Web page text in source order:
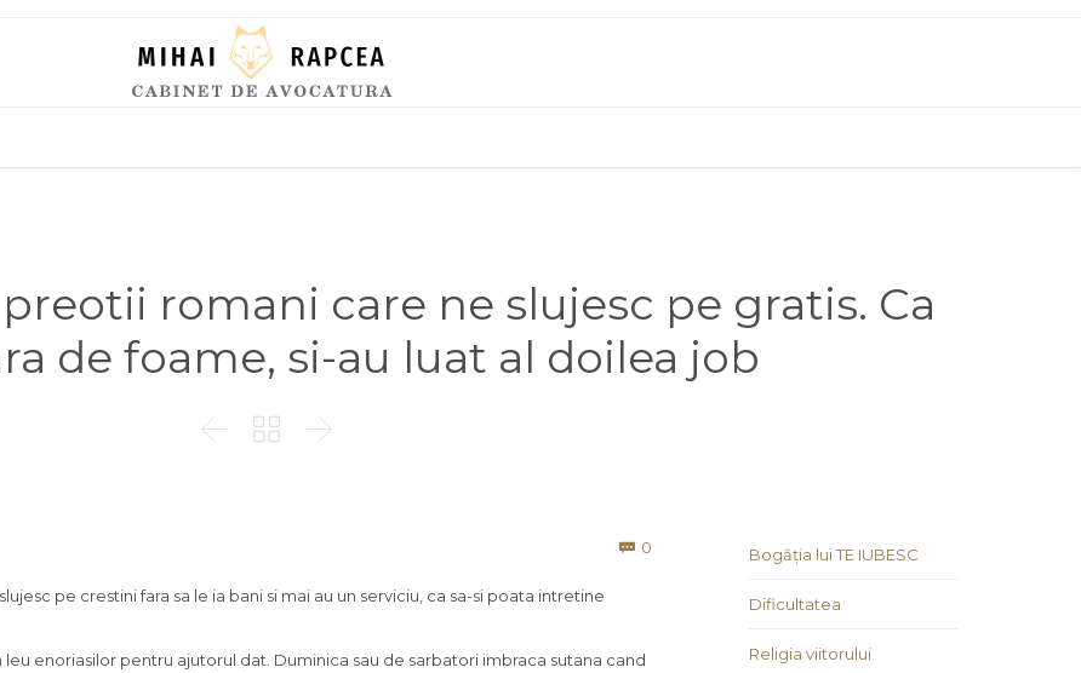
romani care ne slujesc pe gratis. Ca
de foame, si-au luat al doilea job
  
 0
pe crestini fara sa le ia bani si mai au un serviciu, ca sa-si poata intretine
enoriasilor pentru ajutorul dat. Duminica sau de sarbatori imbraca sutana cand
Bogăția lui TE IUBESC
Dificultatea
Religia viitorului